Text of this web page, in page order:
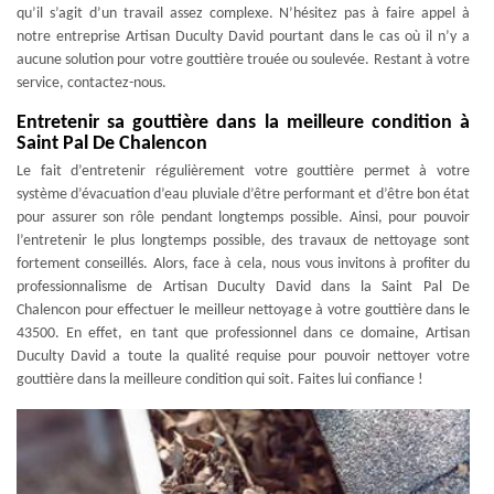
qu’il s’agit d’un travail assez complexe. N’hésitez pas à faire appel à
notre entreprise Artisan Duculty David pourtant dans le cas où il n’y a
aucune solution pour votre gouttière trouée ou soulevée. Restant à votre
service, contactez-nous.
Entretenir sa gouttière dans la meilleure condition à
Saint Pal De Chalencon
Le fait d’entretenir régulièrement votre gouttière permet à votre
système d’évacuation d’eau pluviale d’être performant et d’être bon état
pour assurer son rôle pendant longtemps possible. Ainsi, pour pouvoir
l’entretenir le plus longtemps possible, des travaux de nettoyage sont
fortement conseillés. Alors, face à cela, nous vous invitons à profiter du
professionnalisme de Artisan Duculty David dans la Saint Pal De
Chalencon pour effectuer le meilleur nettoyage à votre gouttière dans le
43500. En effet, en tant que professionnel dans ce domaine, Artisan
Duculty David a toute la qualité requise pour pouvoir nettoyer votre
gouttière dans la meilleure condition qui soit. Faites lui confiance !